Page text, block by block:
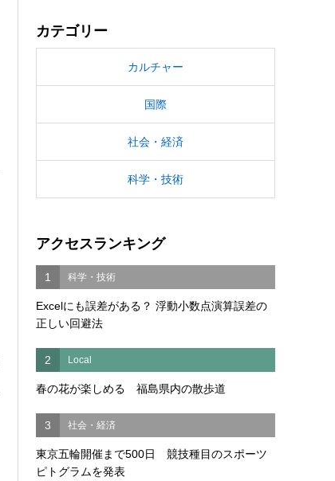
カテゴリー
カルチャー
国際
社会・経済
科学・技術
アクセスランキング
1 科学・技術
Excelにも誤差がある？ 浮動小数点演算誤差の
正しい回避法
2 Local
春の花が楽しめる 福島県内の散歩道
3 社会・経済
東京五輪開催まで500日 競技種目のスポーツ
ピトグラムを発表